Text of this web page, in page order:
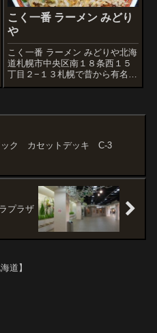
こく一番 ラーメン みどり
や
こく一番 ラーメン みどりや北海
道札幌市中央区南１８条西１５
丁目２−１３札幌で昔から有名&
人気の食堂の、みどりやさん。
カウンターは天板がめっちゃ素
かもしれな...
ック カセットデッキ C-3
プラザ
道】